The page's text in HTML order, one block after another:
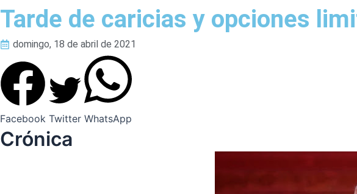
Tarde de caricias y opciones
domingo, 18 de abril de 2021
Facebook Twitter WhatsApp
Crónica